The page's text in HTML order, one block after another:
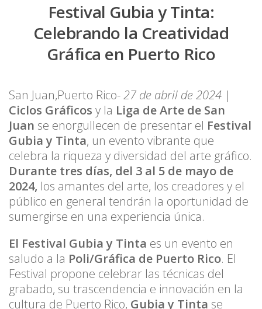
Festival Gubia y Tinta:
Celebrando la Creatividad
Gráfica en Puerto Rico
San Juan,Puerto Rico-27 de abril de 2024 |
Ciclos Gráficos y la Liga de Arte de San
Juan se enorgullecen de presentar el Festival
Gubia y Tinta, un evento vibrante que
celebra la riqueza y diversidad del arte gráfico.
Durante tres días, del 3 al 5 de mayo de
2024, los amantes del arte, los creadores y el
público en general tendrán la oportunidad de
sumergirse en una experiencia única.
El Festival Gubia y Tinta es un evento en
saludo a la Poli/Gráfica de Puerto Rico. El
Festival propone celebrar las técnicas del
grabado, su trascendencia e innovación en la
cultura de Puerto Rico, Gubia y Tinta se